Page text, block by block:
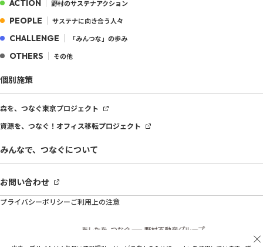
ACTION 野村のサステナアクション
PEOPLE サステナに向き合う人々
CHALLENGE 「みんつな」の歩み
OTHERS その他
個別施策
森を、つなぐ東京プロジェクト
資源を、つなぐ！ オフィス移転プロジェクト
みんなで、つなぐについて
お問い合わせ
プライバシーポリシーご利用上の注意